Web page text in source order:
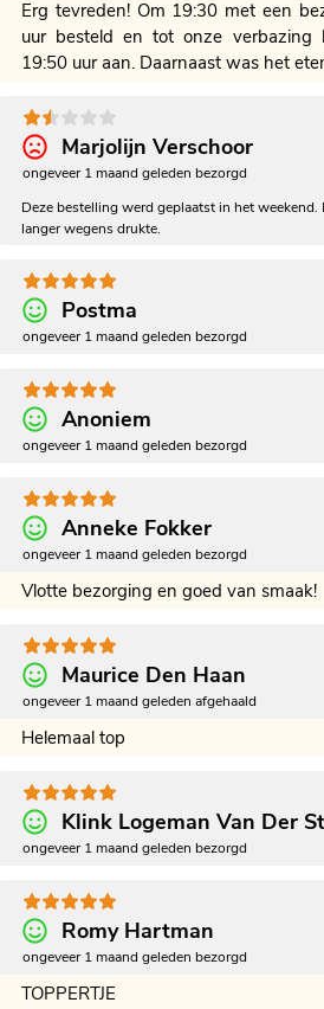
Erg tevreden! Om 19:30 met een
uur besteld en tot onze verbazing
19:50 uur aan. Daarnaast was het
Marjolijn Verschoor
ongeveer 1 maand geleden bezorgd
Deze bestelling werd geplaatst in het
langer wegens drukte.
Postma
ongeveer 1 maand geleden bezorgd
Anoniem
ongeveer 1 maand geleden bezorgd
Anneke Fokker
ongeveer 1 maand geleden bezorgd
Vlotte bezorging en goed van smaak!
Maurice Den Haan
ongeveer 1 maand geleden afgehaald
Helemaal top
Klink Logeman Van Der
ongeveer 1 maand geleden bezorgd
Romy Hartman
ongeveer 1 maand geleden bezorgd
TOPPERTJE